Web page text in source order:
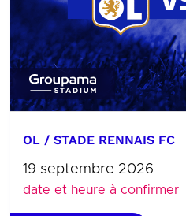
OL / STADE RENNAIS FC
19 septembre 2026
date et heure à confirmer